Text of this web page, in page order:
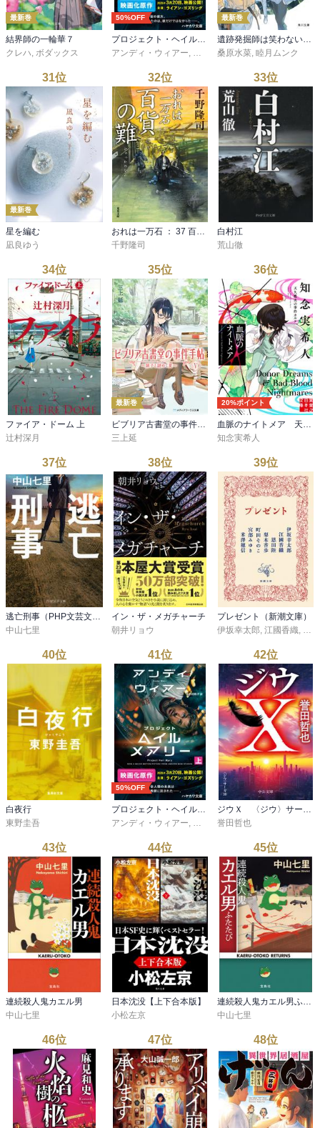
最新巻
結界師の一輪華７
クレハ, ボダックス
50%OFF
プロジェクト・ヘイル・メアリー 下
アンディ・ウィアー, 小野田和子
最新巻
遺跡発掘師は笑わない 隼人の金冠
桑原水菜, 睦月ムンク
31位
最新巻
星を編む
凪良ゆう
32位
おれは一万石 ： 37 百貨の難
千野隆司
33位
白村江
荒山徹
34位
ファイア・ドーム 上
辻村深月
35位
最新巻
三上延
36位
20%ポイント
知念実希人
37位
逃亡刑事（PHP文芸文庫）
中山七里
38位
イン・ザ・メガチャーチ
朝井リョウ
39位
プレゼント（新潮文庫）
伊坂幸太郎, 江國香織, 恩
40位
白夜行
東野圭吾
41位
50%OFF
アンディ・ウィアー
小野田和子
42位
誉田哲也
43位
連続殺人鬼カエル男
中山七里
44位
日本沈没【上下合本版】
小松左京
45位
連続殺人鬼カエル男ふたたび
中山七里
46位 47位 48位